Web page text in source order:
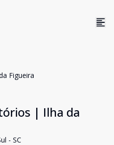
Figueira
| Ilha da
- SC